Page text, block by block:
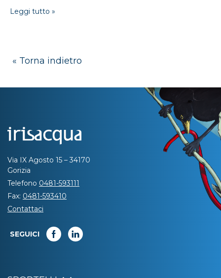
Leggi tutto »
« Torna indietro
Via IX Agosto 15 – 34170
Gorizia
Telefono 0481-593111
Fax: 0481-593410
Contattaci
SEGUICI